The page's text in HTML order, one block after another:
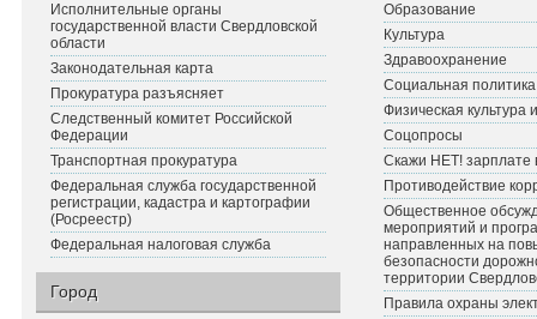
Исполнительные органы
государственной власти Свердловской
области
Законодательная карта
Прокуратура разъясняет
Следственный комитет Российской
Федерации
Транспортная прокуратура
Федеральная служба государственной
регистрации, кадастра и картографии
(Росреестр)
Федеральная налоговая служба
Город
Образование
Культура
Здравоохранение
Социальная политика
Физическая культура
Соцопросы
Скажи НЕТ! зарплате
Противодействие
Общественное
мероприятий и
направленных на
безопасности
территории
Правила охраны